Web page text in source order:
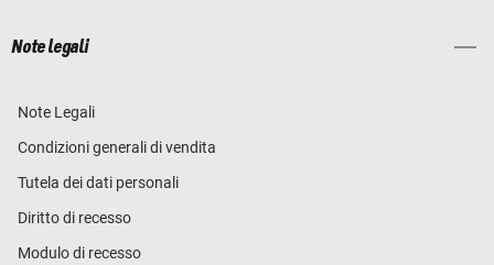
Note legali
Note Legali
Condizioni generali di vendita
Tutela dei dati personali
Diritto di recesso
Modulo di recesso